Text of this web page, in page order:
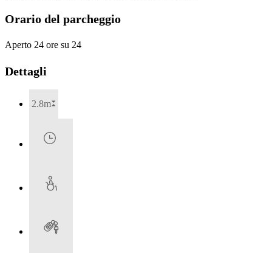
Orario del parcheggio
Aperto 24 ore su 24
Dettagli
2.8m